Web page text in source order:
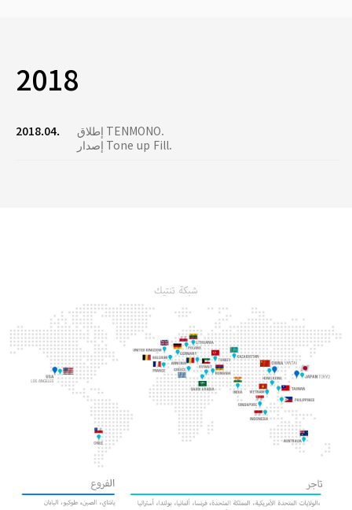
2018
2018.04.
إطلاق TENMONO.
إصدار Tone up Fill.